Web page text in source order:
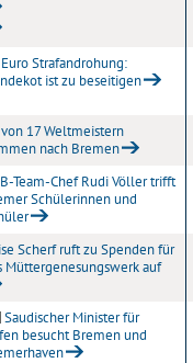
Strafandrohung:
ist zu beseitigen
17 Weltmeistern
nach Bremen
Team-Chef Rudi Völler trifft
Schülerinnen und
Scherf ruft zu Spenden für
Müttergenesungswerk auf
Saudischer Minister für
besucht Bremen und